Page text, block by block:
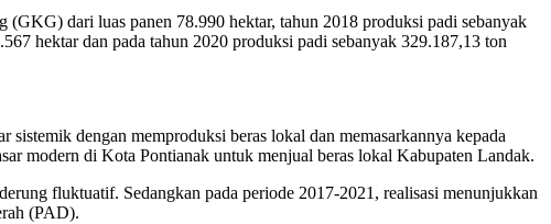
dari luas panen 78.990 hektar, tahun 2018 produksi padi sebanyak
hektar dan pada tahun 2020 produksi padi sebanyak 329.187,13 ton
dengan memproduksi beras lokal dan memasarkannya kepada
modern di Kota Pontianak untuk menjual beras lokal Kabupaten Landak.
fluktuatif. Sedangkan pada periode 2017-2021, realisasi menunjukkan
(PAD).